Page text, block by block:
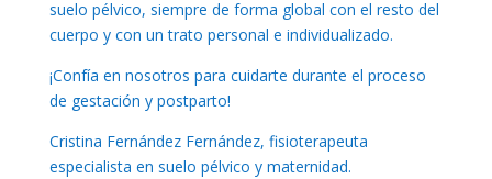
suelo pélvico, siempre de forma global con el resto del
cuerpo y con un trato personal e individualizado.
¡Confía en nosotros para cuidarte durante el proceso
de gestación y postparto!
Cristina Fernández Fernández, fisioterapeuta
especialista en suelo pélvico y maternidad.